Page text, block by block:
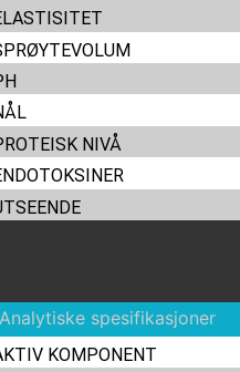
NIVÅ
KOMPONENT